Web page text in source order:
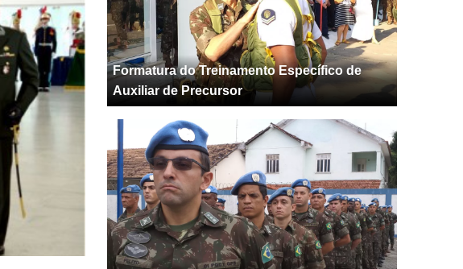
Formatura do Treinamento Específico de
Auxiliar de Precursor